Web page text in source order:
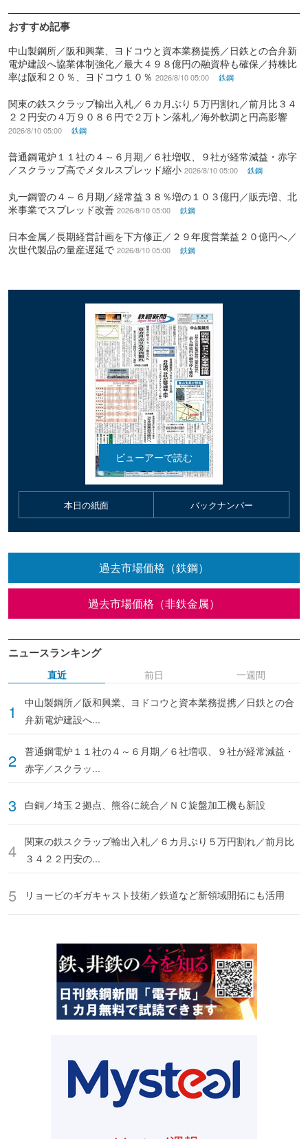
おすすめ記事
中山製鋼所／阪和興業、ヨドコウと資本業務提携／日鉄との合弁新
電炉建設へ協業体制強化／最大４９８億円の融資枠も確保／持株比
率は阪和２０％、ヨドコウ１０％ 2026/8/10 05:00 鉄鋼
関東の鉄スクラップ輸出入札／６カ月ぶり５万円割れ／前月比３４
２２円安の４万９０８６円で２万トン落札／海外軟調と円高影響
2026/8/10 05:00 鉄鋼
普通鋼電炉１１社の４～６月期／６社増収、９社が経常減益・赤字
／スクラップ高でメタルスプレッド縮小 2026/8/10 05:00 鉄鋼
丸一鋼管の４～６月期／経常益３８％増の１０３億円／販売増、北
米事業でスプレッド改善 2026/8/10 05:00 鉄鋼
日本金属／長期経営計画を下方修正／２９年度営業益２０億円へ／
次世代製品の量産遅延で 2026/8/10 05:00 鉄鋼
本日の紙面 バックナンバー
過去市場価格（鉄鋼）
過去市場価格（非鉄金属）
ニュースランキング
直近
中山製鋼所／阪和興業、ヨドコウと資本業務提携／日鉄との合
弁新電炉建設へ...
普通鋼電炉１１社の４～６月期／６社増収、９社が経常減益・
赤字／スクラッ...
白銅／埼玉２拠点、熊谷に統合／ＮＣ旋盤加工機も新設
関東の鉄スクラップ輸出入札／６カ月ぶり５万円割れ／前月比
３４２２円安の...
リョービのギガキャスト技術／鉄道など新領域開拓にも活用
前日 一週間